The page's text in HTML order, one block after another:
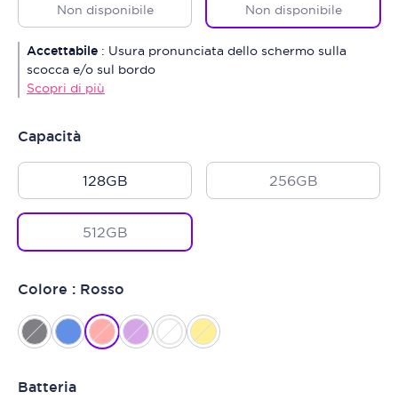
Non disponibile Non disponibile
Accettabile : Usura pronunciata dello schermo sulla
scocca e/o sul bordo
Scopri di più
Capacità
128GB 256GB
512GB
Colore : Rosso
Batteria